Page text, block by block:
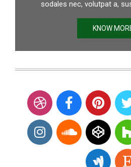
sodales nec, volutpat a,
KNOW